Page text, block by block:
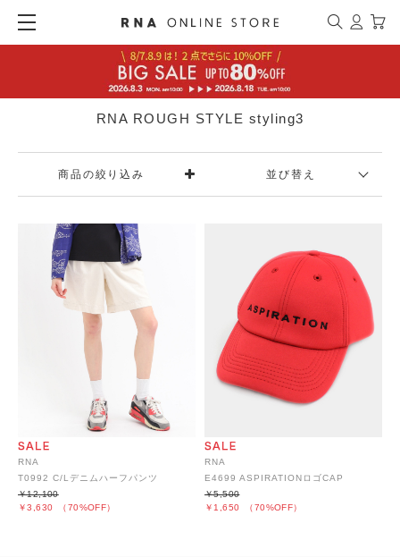
RNA ROUGH STYLE styling3
商品の絞り込み 並び替え
RNA
T0992 C/Lデニムハーフパンツ
￥3,630 （70%OFF）
￥12,100
RNA
E4699 ASPIRATIONロゴCAP
￥1,650 （70%OFF）
￥5,500